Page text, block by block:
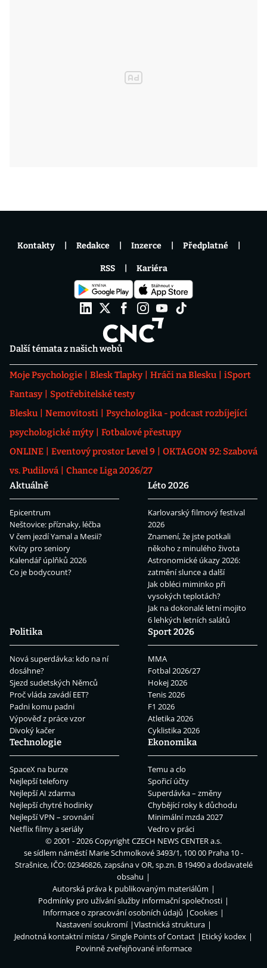
Další témata z našich webů
Moje Psychologie Blesk Tlapky Hráči na Blesku
iSport
Fantasy
Spotřebitelské testy
Blesku
Nemovitosti
Psychologika - podcast rozbíjející
psychologické mýty
Fotbalové přestupy
ONLINE
Eventový prostor Level 9
OKTAGON 92: Szabová
vs. Pudilová
Chance Liga 2026/27
Aktuálně
Epicentrum
Neštovice: příznaky, léčba
V čem jezdí Yamal a Mesii?
Kvízy pro seniory
Kalendář úplňků 2026
Co je bodycount?
Léto 2026
Karlovarský filmový festival
2026
Znamení, že jste potkali
někoho z minulého života
Astronomické úkazy 2026:
zatmění slunce a další
Jak obléci miminko při
vysokých teplotách?
Jak na dokonalé letní mojito
6 lehkých letních salátů
Politika
Nová superdávka: kdo na ní
dosáhne?
Sjezd sudetských Němců
Proč vláda zavádí EET?
Padni komu padni
Výpověď z práce vzor
Divoký kačer
Sport 2026
MMA
Fotbal 2026/27
Hokej 2026
Tenis 2026
F1 2026
Atletika 2026
Cyklistika 2026
Technologie
SpaceX na burze
Nejlepší telefony
Nejlepší AI zdarma
Nejlepší chytré hodinky
Nejlepší VPN – srovnání
Netflix filmy a seriály
Ekonomika
Temu a clo
Spořicí účty
Superdávka – změny
Chybějící roky k důchodu
Minimální mzda 2027
Vedro v práci
Kontakty Redakce Inzerce Předplatné
RSS Kariéra
© 2001 - 2026 CopyrightCZECH NEWS CENTER a.s.
se sídlem náměstí Marie Schmolkové 3493/1, 100 00 Praha 10 -
Strašnice, IČO: 02346826, zapsána v OR, sp.zn. B 19490 a dodavatelé
obsahu
Autorská práva k publikovaným materiálům
Podmínky pro užívání služby informační společnosti
Informace o zpracování osobních údajů
Cookies
Nastavení soukromí
Vlastnická struktura
Jednotná kontaktní místa / Single Points of Contact
Etický kodex
Povinně zveřejňované informace